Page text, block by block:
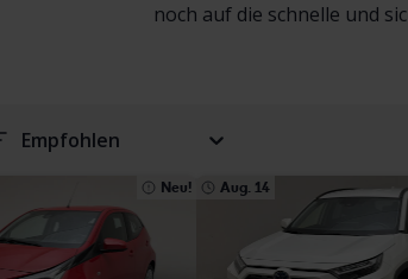
noch auf die schnelle und
Empfohlen
Neu! Aug. 14